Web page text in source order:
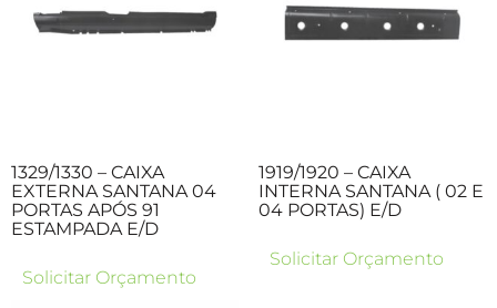
1329/1330 – CAIXA
EXTERNA SANTANA 04
PORTAS APÓS 91
ESTAMPADA E/D
Solicitar Orçamento
1919/1920 – CAIXA
INTERNA SANTANA ( 02 E
04 PORTAS) E/D
Solicitar Orçamento